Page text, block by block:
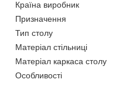
Країна виробник
Призначення
Тип столу
Матеріал стільниці
Матеріал каркаса столу
Особливості